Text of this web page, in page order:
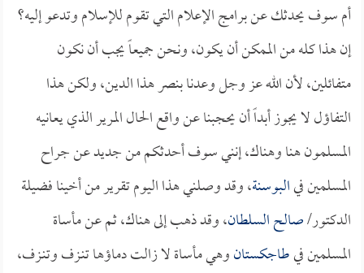
أم سوف يحدثك عن برامج الإعلام التي تقوم للإسلام وتدعو إليه؟
إن هذا كله من الممكن أن يكون، ونحن جميعاً يجب أن نكون
متفائلين، لأن الله عز وجل وعدنا بنصر هذا الدين، ولكن هذا
التفاؤل لا يجوز أبداً أن يحجبنا عن واقع الحال المرير الذي يعانيه
المسلمون هنا وهناك، إنني سوف أحدثكم من جديد عن جراح
المسلمين فيالبوسنة، وقد وصلني هذا اليوم تقرير من أخينا فضيلة
الدكتور/صالح السلطان، وقد ذهب إلى هناك، ثم عن مأساة
المسلمين فيطاجكستانوهي مأساة لا زالت دماؤها تنـزف وتنـزف،